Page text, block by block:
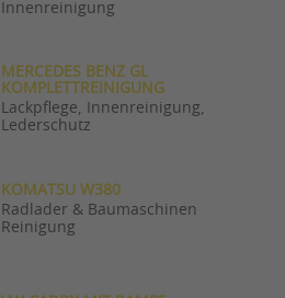
Innenreinigung
MERCEDES BENZ GL
KOMPLETTREINIGUNG
Lackpflege, Innenreinigung,
Lederschutz
KOMATSU W380
Radlader & Baumaschinen
Reinigung